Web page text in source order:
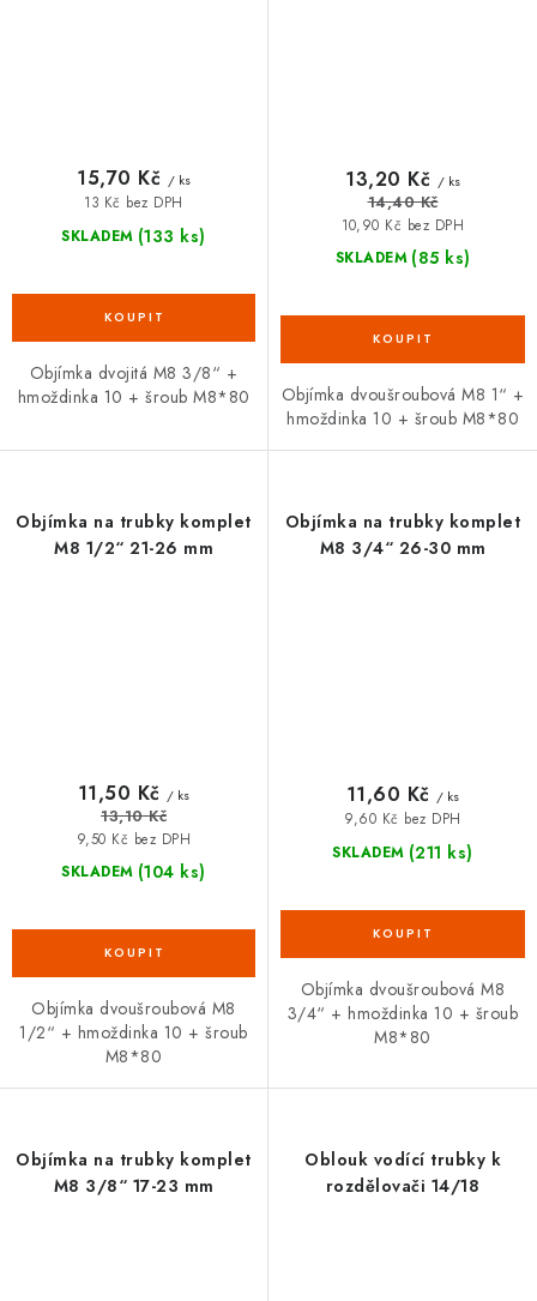
SKLADEM (133 ks)
13 Kč bez DPH
15,70 Kč / ks
Objímka dvojitá M8 3/8“ +
hmoždinka 10 + šroub M8*80
SKLADEM (85 ks)
10,90 Kč bez DPH
13,20 Kč / ks
14,40 Kč
Objímka dvoušroubová M8 1“ +
hmoždinka 10 + šroub M8*80
Objímka na trubky komplet
M8 1/2“ 21-26 mm
SKLADEM (104 ks)
9,50 Kč bez DPH
11,50 Kč / ks
13,10 Kč
Objímka dvoušroubová M8
1/2“ + hmoždinka 10 + šroub
M8*80
Objímka na trubky komplet
M8 3/4“ 26-30 mm
SKLADEM (211 ks)
9,60 Kč bez DPH
11,60 Kč / ks
Objímka dvoušroubová M8
3/4“ + hmoždinka 10 + šroub
M8*80
Objímka na trubky komplet
M8 3/8“ 17-23 mm
Oblouk vodící trubky k
rozdělovači 14/18